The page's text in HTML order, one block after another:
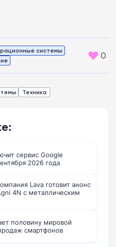
системы
0
Техника
сервис Google
2026 года
Lava готовит анонс
4N с металлическим
половину мировой
смартфонов